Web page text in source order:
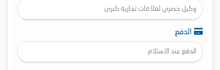
وكيل حصري لعلامات تجارية كبرى
الدفع
الدفع عند الاستلام